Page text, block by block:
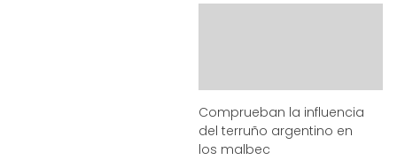
Comprueban la influencia
del terruño argentino en
los malbec